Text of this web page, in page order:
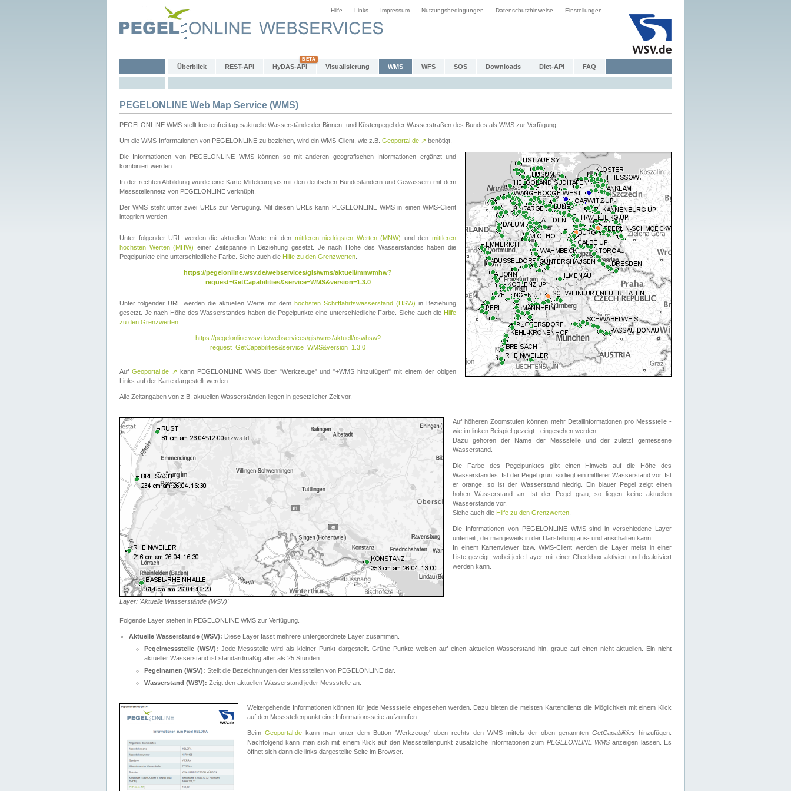
Hilfe Links Impressum Nutzungsbedingungen Datenschutzhinweise Einstellungen
Überblick REST-API HyDAS-API Visualisierung WMS WFS SOS Downloads Dict-API FAQ
PEGELONLINE Web Map Service (WMS)
PEGELONLINE WMS stellt kostenfrei tagesaktuelle Wasserstände der Binnen- und Küstenpegel der Wasserstraßen des Bundes als WMS zur Verfügung.
Um die WMS-Informationen von PEGELONLINE zu beziehen, wird ein WMS-Client, wie z.B. Geoportal.de ↗ benötigt.
Die Informationen von PEGELONLINE WMS können so mit anderen geografischen Informationen ergänzt und
kombiniert werden.
In der rechten Abbildung wurde eine Karte Mitteleuropas mit den deutschen Bundesländern und Gewässern mit dem
Messstellennetz von PEGELONLINE verknüpft.
Der WMS steht unter zwei URLs zur Verfügung. Mit diesen URLs kann PEGELONLINE WMS in einen WMS-Client
integriert werden.
Unter folgender URL werden die aktuellen Werte mit den mittleren niedrigsten Werten (MNW) und denmittleren
höchsten Werten (MHW) einer Zeitspanne in Beziehung gesetzt. Je nach Höhe des Wasserstandes haben die
Pegelpunkte eine unterschiedliche Farbe. Siehe auch die Hilfe zu den Grenzwerten
https://pegelonline.wsv.de/webservices/gis/wms/aktuell/mnwmhw?
request=GetCapabilities&service=WMS&version=1.3.0
Unter folgender URL werden die aktuellen Werte mit dem höchsten Schifffahrtswasserstand (HSW) in Beziehung
gesetzt. Je nach Höhe des Wasserstandes haben die Pegelpunkte eine unterschiedliche Farbe. Siehe auch die Hilfe
zu den Grenzwerten
https://pegelonline.wsv.de/webservices/gis/wms/aktuell/nswhsw?
request=GetCapabilities&service=WMS&version=1.3.0
Auf Geoportal.de ↗ kann PEGELONLINE WMS über "Werkzeuge" und "+WMS hinzufügen" mit einem der obigen
Links auf der Karte dargestellt werden.
Alle Zeitangaben von z.B. aktuellen Wasserständen liegen in gesetzlicher Zeit vor.
Layer: 'Aktuelle Wasserstände (WSV)'
Auf höheren Zoomstufen können mehr Detailinformationen pro Messstelle -
wie im linken Beispiel gezeigt - eingesehen werden.
Dazu gehören der Name der Messstelle und der zuletzt gemessene
Wasserstand.
Die Farbe des Pegelpunktes gibt einen Hinweis auf die Höhe des
Wasserstandes. Ist der Pegel grün, so liegt ein mittlerer Wasserstand vor. Ist
er orange, so ist der Wasserstand niedrig. Ein blauer Pegel zeigt einen
hohen Wasserstand an. Ist der Pegel grau, so liegen keine aktuellen
Wasserstände vor.
Siehe auch die Hilfe zu den Grenzwerten
Die Informationen von PEGELONLINE WMS sind in verschiedene Layer
unterteilt, die man jeweils in der Darstellung aus- und anschalten kann.
In einem Kartenviewer bzw. WMS-Client werden die Layer meist in einer
Liste gezeigt, wobei jede Layer mit einer Checkbox aktiviert und deaktiviert
werden kann.
Folgende Layer stehen in PEGELONLINE WMS zur Verfügung.
Aktuelle Wasserstände (WSV): Diese Layer fasst mehrere untergeordnete Layer zusammen.
Pegelmessstelle (WSV): Jede Messstelle wird als kleiner Punkt dargestellt. Grüne Punkte weisen auf einen aktuellen Wasserstand hin, graue auf einen nicht aktuellen. Ein nicht
aktueller Wasserstand ist standardmäßig älter als 25 Stunden.
Pegelnamen (WSV): Stellt die Bezeichnungen der Messstellen von PEGELONLINE dar.
Wasserstand (WSV): Zeigt den aktuellen Wasserstand jeder Messstelle an.
Weitergehende Informationen können für jede Messstelle eingesehen werden. Dazu bieten die meisten Kartenclients die Möglichkeit mit einem Klick
auf den Messstellenpunkt eine Informationsseite aufzurufen.
Beim Geoportal.de kann man unter dem Button 'Werkzeuge' oben rechts den WMS mittels der oben genannten GetCapabilities hinzufügen.
Nachfolgend kann man sich mit einem Klick auf den Messstellenpunkt zusätzliche Informationen zum PEGELONLINE WMSanzeigen lassen. Es
öffnet sich dann die links dargestellte Seite im Browser.